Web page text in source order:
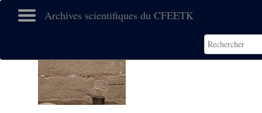
Archives scientifiques du CFEETK